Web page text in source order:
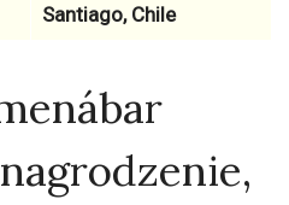
Santiago, Chile